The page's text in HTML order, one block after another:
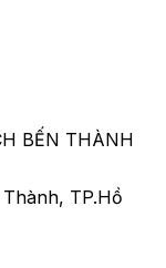
BẾN THÀNH
TP.Hồ